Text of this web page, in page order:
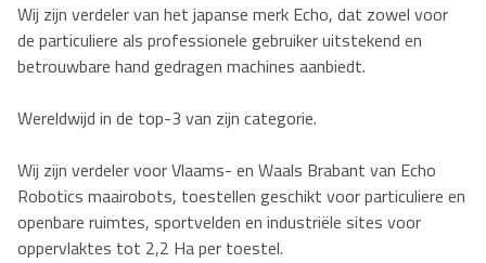
Wij zijn verdeler van het japanse merk Echo, dat zowel voor
de particuliere als professionele gebruiker uitstekend en
betrouwbare hand gedragen machines aanbiedt.
Wereldwijd in de top-3 van zijn categorie.
Wij zijn verdeler voor Vlaams- en Waals Brabant van Echo
Robotics maairobots, toestellen geschikt voor particuliere en
openbare ruimtes, sportvelden en industriële sites voor
oppervlaktes tot 2,2 Ha per toestel.